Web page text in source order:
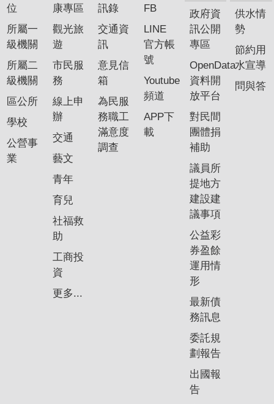
水
專
區
網
站
導
回
首
位
所屬一
級機關
所屬二
級機關
區公所
學校
公營事
業
康專區
觀光旅
遊
市民服
務
線上申
辦
交通
藝文
青年
育兒
社福救
助
工商投
資
更多...
訊錄
交通資
訊
意見信
箱
為民服
務職工
滿意度
調查
FB
LINE
官方帳
號
Youtube
頻道
APP下
載
政府資
訊公開
專區
OpenData
資料開
放平台
對民間
團體捐
補助
議員所
提地方
建設建
議事項
公益彩
券盈餘
運用情
形
最新債
務訊息
委託規
劃報告
出國報
告
供水情
勢
節約用
水宣導
問與答